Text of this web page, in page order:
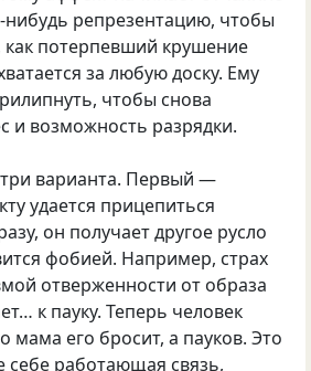
нибудь репрезентацию, чтобы
как потерпевший крушение
за любую доску. Ему
чтобы снова
и возможность разрядки.
варианта. Первый —
удается прицепиться
он получает другое русло
фобией. Например, страх
отверженности от образа
к пауку. Теперь человек
мама его бросит, а пауков. Это
себе работающая связь,